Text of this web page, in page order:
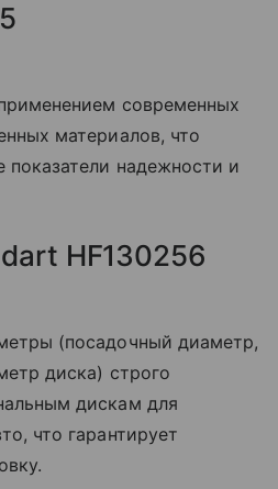
современных
материалов, что
показатели надежности и
HF130256
(посадочный диаметр,
диска) строго
дискам для
что гарантирует